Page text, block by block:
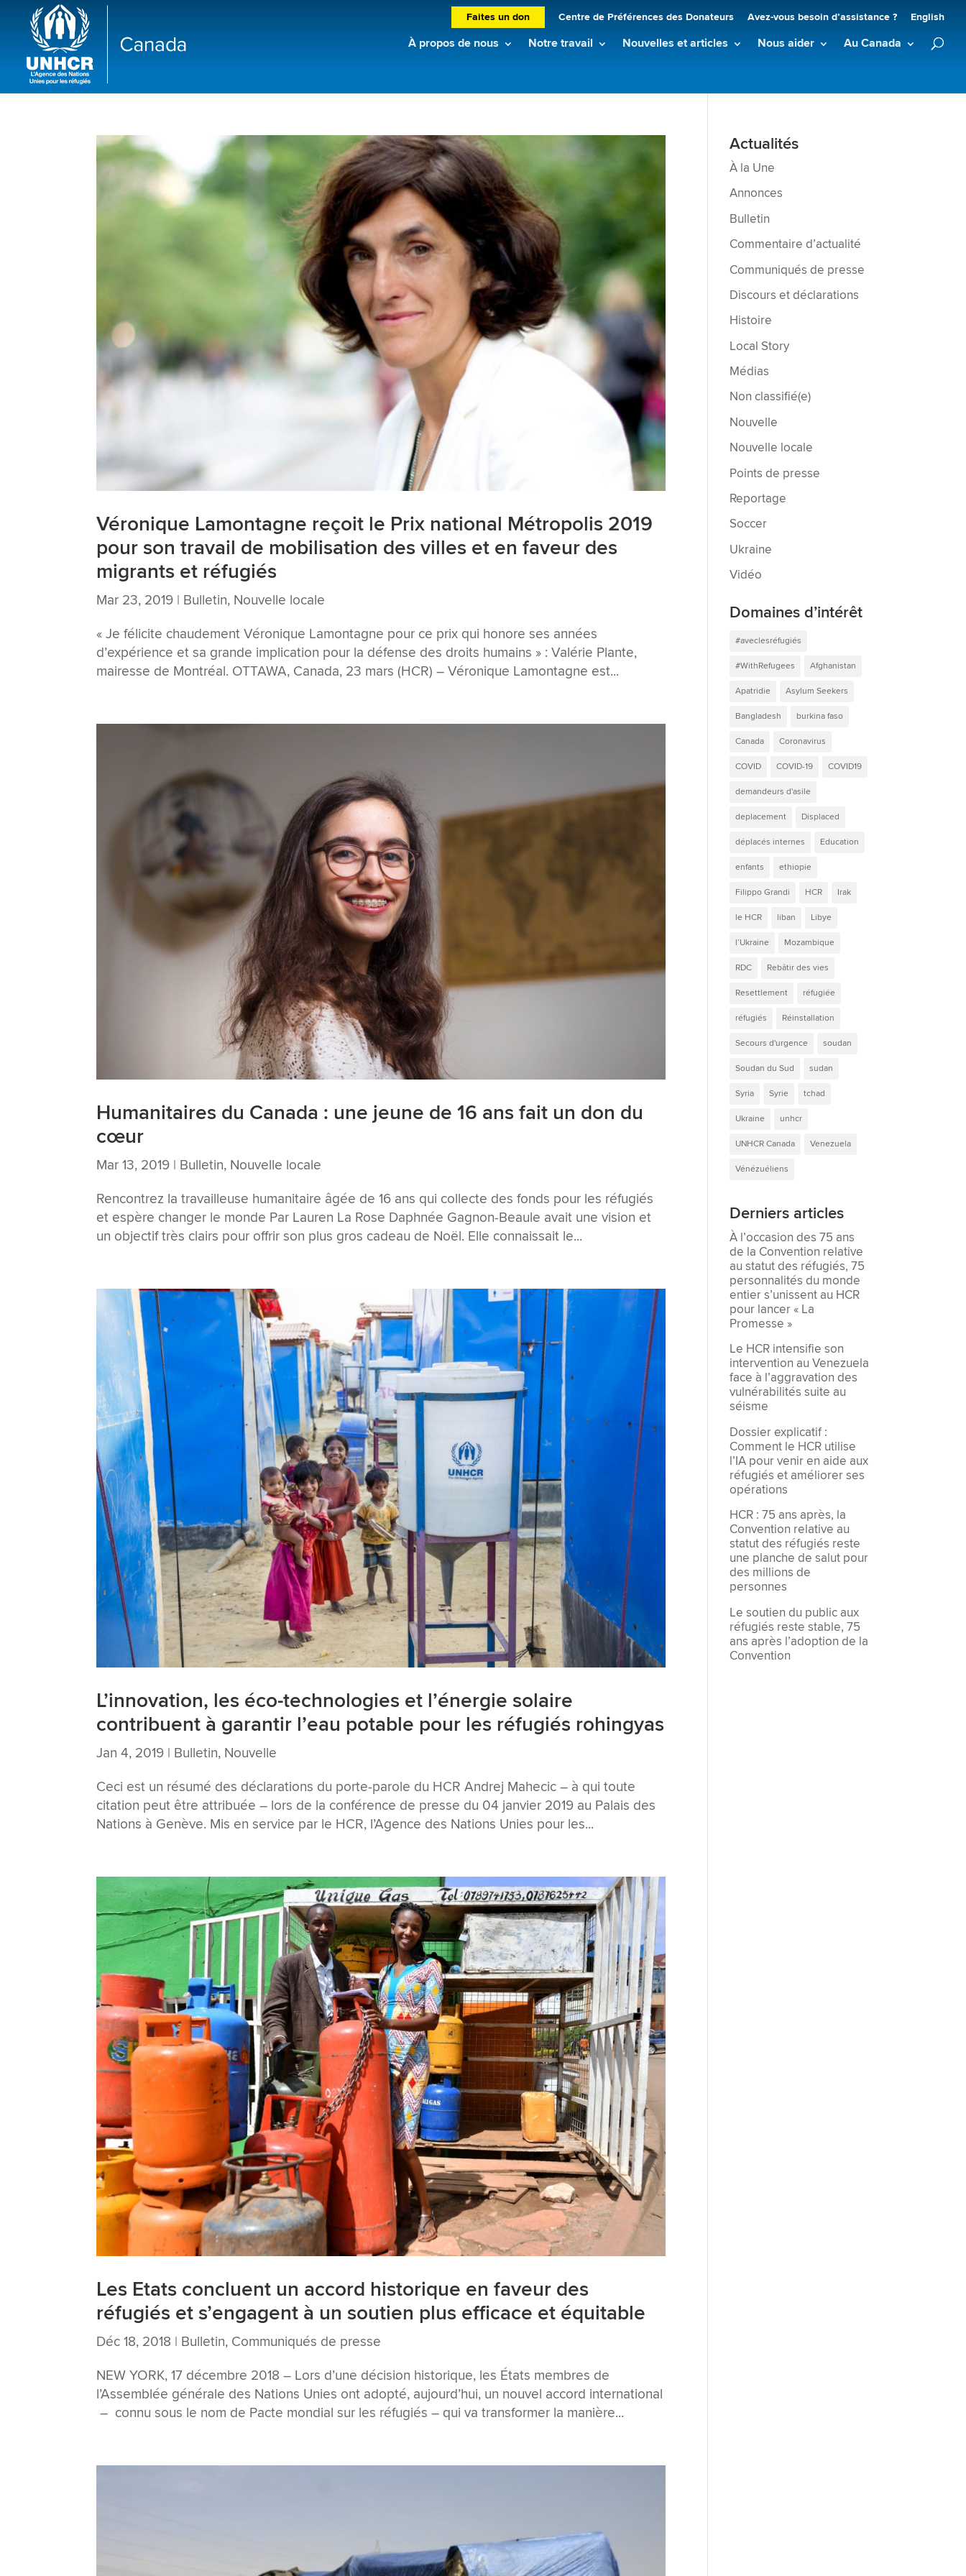
Faites un don Centre de Préférences des Donateurs Avez-vous besoin d’assistance ? English
À propos de nous Notre travail Nouvelles et articles Nous aider Au Canada
Véronique Lamontagne reçoit le Prix national Métropolis 2019
pour son travail de mobilisation des villes et en faveur des
migrants et réfugiés
Mar 23, 2019 | Bulletin, Nouvelle locale
« Je félicite chaudement Véronique Lamontagne pour ce prix qui honore ses années
d’expérience et sa grande implication pour la défense des droits humains » : Valérie Plante,
mairesse de Montréal. OTTAWA, Canada, 23 mars (HCR) – Véronique Lamontagne est...
Humanitaires du Canada : une jeune de 16 ans fait un don du
cœur
Mar 13, 2019 | Bulletin, Nouvelle locale
Rencontrez la travailleuse humanitaire âgée de 16 ans qui collecte des fonds pour les réfugiés
et espère changer le monde Par Lauren La Rose Daphnée Gagnon-Beaule avait une vision et
un objectif très clairs pour offrir son plus gros cadeau de Noël. Elle connaissait le...
L’innovation, les éco-technologies et l’énergie solaire
contribuent à garantir l’eau potable pour les réfugiés rohingyas
Jan 4, 2019 | Bulletin, Nouvelle
Ceci est un résumé des déclarations du porte-parole du HCR Andrej Mahecic – à qui toute
citation peut être attribuée – lors de la conférence de presse du 04 janvier 2019 au Palais des
Nations à Genève. Mis en service par le HCR, l’Agence des Nations Unies pour les...
Les Etats concluent un accord historique en faveur des
réfugiés et s’engagent à un soutien plus efficace et équitable
Déc 18, 2018 | Bulletin, Communiqués de presse
NEW YORK, 17 décembre 2018 – Lors d’une décision historique, les États membres de
l’Assemblée générale des Nations Unies ont adopté, aujourd’hui, un nouvel accord international
– connu sous le nom de Pacte mondial sur les réfugiés – qui va transformer la manière...
Actualités
À la Une
Annonces
Bulletin
Commentaire d’actualité
Communiqués de presse
Discours et déclarations
Histoire
Local Story
Médias
Non classifié(e)
Nouvelle
Nouvelle locale
Points de presse
Reportage
Soccer
Ukraine
Vidéo
Domaines d’intérêt
#aveclesréfugiés
#WithRefugees Afghanistan
Apatridie Asylum Seekers
Bangladesh burkina faso
Canada Coronavirus
COVID COVID-19 COVID19
demandeurs d'asile
deplacement Displaced
déplacés internes Education
enfants ethiopie
Filippo Grandi HCR Irak
le HCR liban Libye
l’Ukraine Mozambique
RDC Rebâtir des vies
Resettlement réfugiée
réfugiés Réinstallation
Secours d'urgence soudan
Soudan du Sud sudan
Syria Syrie tchad
Ukraine unhcr
UNHCR Canada Venezuela
Vénézuéliens
Derniers articles
À l’occasion des 75 ans
de la Convention relative
au statut des réfugiés, 75
personnalités du monde
entier s’unissent au HCR
pour lancer « La
Promesse »
Le HCR intensifie son
intervention au Venezuela
face à l’aggravation des
vulnérabilités suite au
séisme
Dossier explicatif :
Comment le HCR utilise
l’IA pour venir en aide aux
réfugiés et améliorer ses
opérations
HCR : 75 ans après, la
Convention relative au
statut des réfugiés reste
une planche de salut pour
des millions de
personnes
Le soutien du public aux
réfugiés reste stable, 75
ans après l’adoption de la
Convention